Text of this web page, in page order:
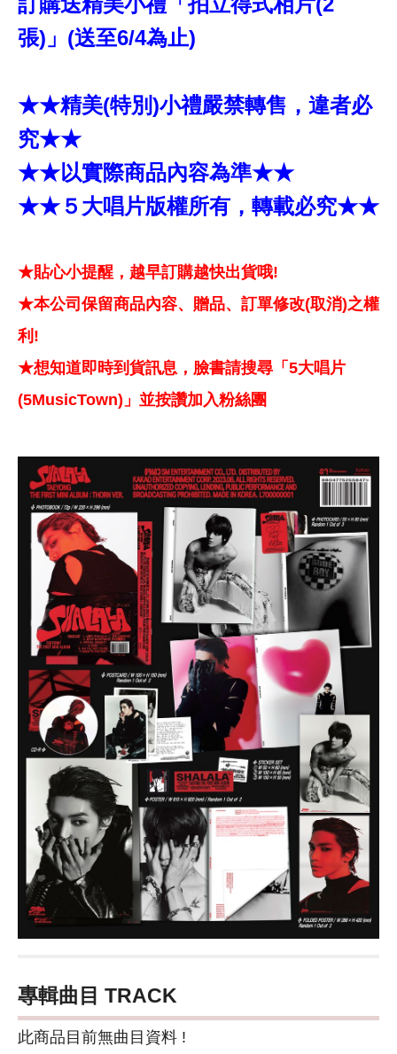
張)」(送至6/4為止)
★★精美(特別)小禮嚴禁轉售，違者必
究★★
★★以實際商品內容為準★★
★★５大唱片版權所有，轉載必究★★
★貼心小提醒，越早訂購越快出貨哦!
★本公司保留商品內容、贈品、訂單修改(取消)之權
利!
★想知道即時到貨訊息，臉書請搜尋「5大唱片
(5MusicTown)」並按讚加入粉絲團
專輯曲目 TRACK
此商品目前無曲目資料 !